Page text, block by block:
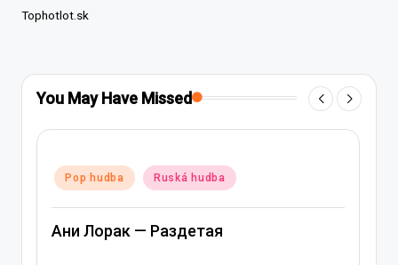
Tophotlot.sk
You May Have Missed
Posted
in
Pop hudba Ruská hudba
Ани Лорак — Лабиринт